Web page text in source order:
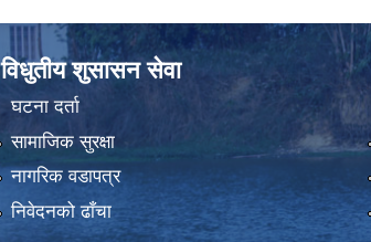
विधुतीय शुसासन सेवा
घटना दर्ता
सामाजिक सुरक्षा
नागरिक वडापत्र
निवेदनको ढाँचा